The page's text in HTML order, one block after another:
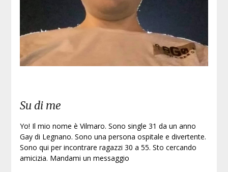
Su di me
Yo! Il mio nome è Vilmaro. Sono single 31 da un anno
Gay di Legnano. Sono una persona ospitale e divertente.
Sono qui per incontrare ragazzi 30 a 55. Sto cercando
amicizia. Mandami un messaggio